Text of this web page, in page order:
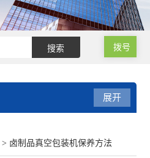
拨号
展开
> 卤制品真空包装机保养方法